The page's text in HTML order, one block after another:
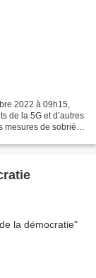
2022 à 09h15,
de la 5G et d’autres
de sobriété